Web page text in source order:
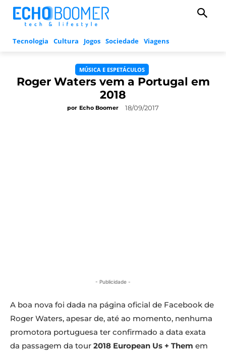
Tecnologia Cultura Jogos Sociedade Viagens
MÚSICA E ESPETÁCULOS
Roger Waters vem a Portugal em
2018
por Echo Boomer 18/09/2017
- Publicidade -
A boa nova foi dada na página oficial de Facebook de
Roger Waters, apesar de, até ao momento, nenhuma
promotora portuguesa ter confirmado a data exata
da passagem da tour 2018 European Us + Them em